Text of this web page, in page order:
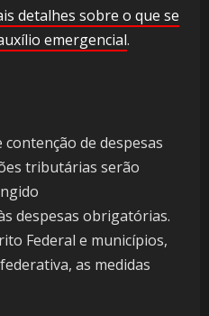
detalhes sobre o que se
emergencial.
contenção de despesas
tributárias serão
despesas obrigatórias.
Federal e municípios,
as medidas